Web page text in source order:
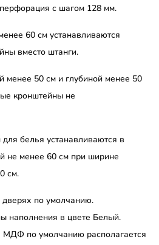
с шагом 128 мм.
60 см устанавливаются
вместо штанги.
менее 50 см и глубиной менее 50
кронштейны не
белья устанавливаются в
не менее 60 см при ширине
см.
по умолчанию.
наполнения в цвете Белый.
МДФ по умолчанию располагается